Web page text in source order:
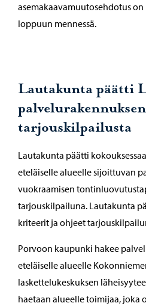
asemakaavamuutosehdotus
loppuun mennessä.
Lautakunta päätti
palvelurakennuksen
tarjouskilpailusta
Lautakunta päätti
eteläiselle alueelle sijoittuvan
vuokraamisen
tarjouskilpailuna. Lautakunta
kriteerit ja ohjeet
Porvoon kaupunki hakee
eteläiselle alueelle
laskettelukeskuksen
haetaan alueelle toimijaa, joka